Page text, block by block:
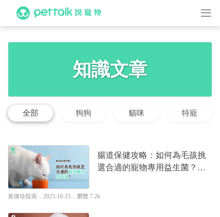
知識文章
全部 狗狗 貓咪 特寵
腸道保健攻略：如何為毛孩挑
選合適的寵物專用益生菌？｜
黃偉珍院長 ．2025-10-15． 瀏覽 7.2k